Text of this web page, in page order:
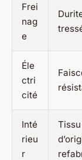
Frei
nag
e
Éle
ctri
cité
Inté
rieu
r